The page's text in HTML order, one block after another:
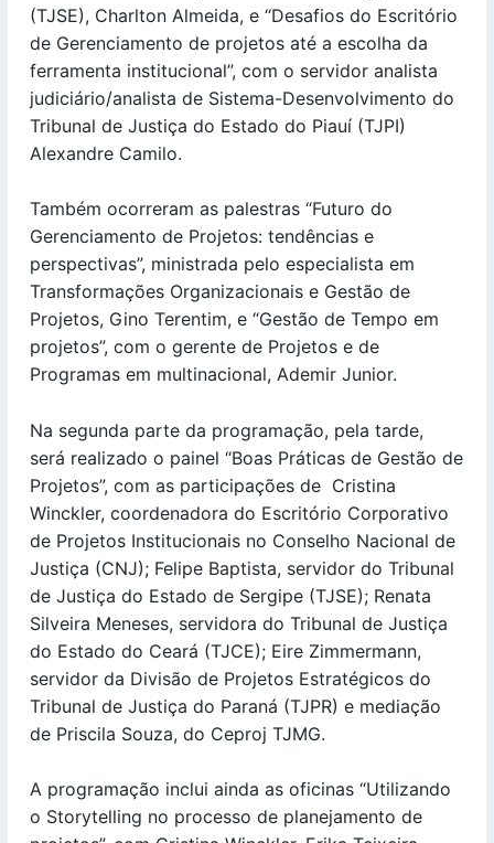
(TJSE), Charlton Almeida, e “Desafios do Escritório
de Gerenciamento de projetos até a escolha da
ferramenta institucional”, com o servidor analista
judiciário/analista de Sistema-Desenvolvimento do
Tribunal de Justiça do Estado do Piauí (TJPI)
Alexandre Camilo.
Também ocorreram as palestras “Futuro do
Gerenciamento de Projetos: tendências e
perspectivas”, ministrada pelo especialista em
Transformações Organizacionais e Gestão de
Projetos, Gino Terentim, e “Gestão de Tempo em
projetos”, com o gerente de Projetos e de
Programas em multinacional, Ademir Junior.
Na segunda parte da programação, pela tarde,
será realizado o painel “Boas Práticas de Gestão de
Projetos”, com as participações de Cristina
Winckler, coordenadora do Escritório Corporativo
de Projetos Institucionais no Conselho Nacional de
Justiça (CNJ); Felipe Baptista, servidor do Tribunal
de Justiça do Estado de Sergipe (TJSE); Renata
Silveira Meneses, servidora do Tribunal de Justiça
do Estado do Ceará (TJCE); Eire Zimmermann,
servidor da Divisão de Projetos Estratégicos do
Tribunal de Justiça do Paraná (TJPR) e mediação
de Priscila Souza, do Ceproj TJMG.
A programação inclui ainda as oficinas “Utilizando
o Storytelling no processo de planejamento de